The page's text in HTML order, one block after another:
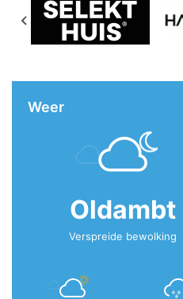
Weer
Oldambt
Verspreide bewolking